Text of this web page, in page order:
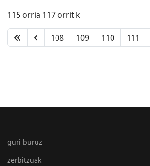
115 orria 117 orritik
108 109 110 111
guri buruz
zerbitzuak